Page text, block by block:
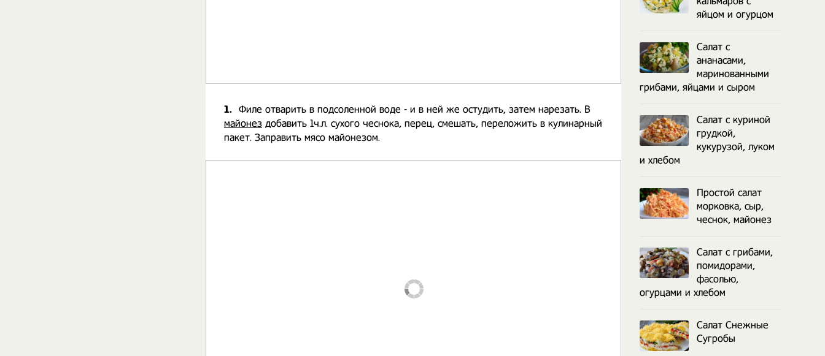
1. Филе отварить в подсоленной воде - и в ней же остудить, затем нарезать. В
майонез добавить 1ч.л. сухого чеснока, перец, смешать, переложить в кулинарный
пакет. Заправить мясо майонезом.
яйцом и огурцом
Салат с
ананасами,
маринованными
грибами, яйцами и сыром
Салат с куриной
грудкой,
кукурузой, луком
и хлебом
Простой салат
морковка, сыр,
чеснок, майонез
Салат с грибами,
помидорами,
фасолью,
огурцами и хлебом
Салат Снежные
Сугробы